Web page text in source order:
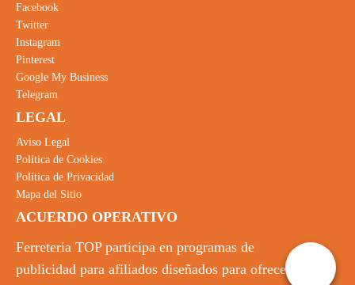
Facebook
Twitter
Instagram
Pinterest
Google My Business
Telegram
LEGAL
Aviso Legal
Política de Cookies
Política de Privacidad
Mapa del Sitio
ACUERDO OPERATIVO
Ferreteria TOP participa en programas de
publicidad para afiliados diseñados para ofrecer a